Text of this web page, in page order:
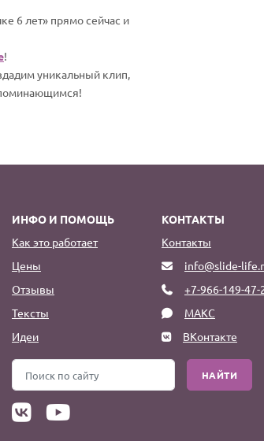
6 лет» прямо сейчас и
!
уникальный клип,
ИНФО И ПОМОЩЬ
Как это работает
Цены
Отзывы
Тексты
Идеи
КОНТАКТЫ
Контакты
info@slide-
+7-966-149-47-
МАКС
ВКонтакте
НАЙТИ